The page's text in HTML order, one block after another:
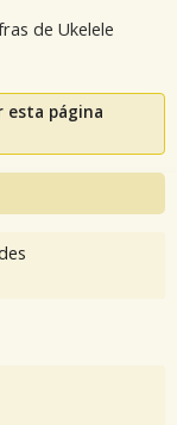
de Ukelele
esta página